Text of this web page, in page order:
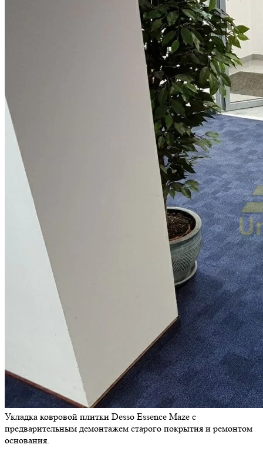
Укладка ковровой плитки Desso Essence Maze с
предварительным демонтажем старого покрытия и ремонтом
основания.